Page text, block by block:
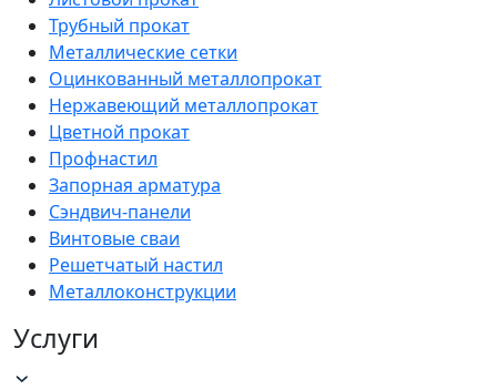
Трубный прокат
Металлические сетки
Оцинкованный металлопрокат
Нержавеющий металлопрокат
Цветной прокат
Профнастил
Запорная арматура
Сэндвич-панели
Винтовые сваи
Решетчатый настил
Металлоконструкции
Услуги